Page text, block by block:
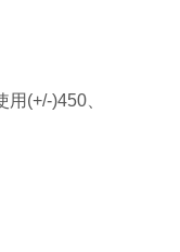
(+/-)450、